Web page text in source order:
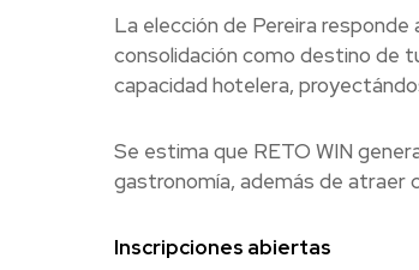
La elección de Pereira
consolidación como destino de
capacidad hotelera,
Se estima que RETO WIN
gastronomía, además de atraer
Inscripciones abiertas